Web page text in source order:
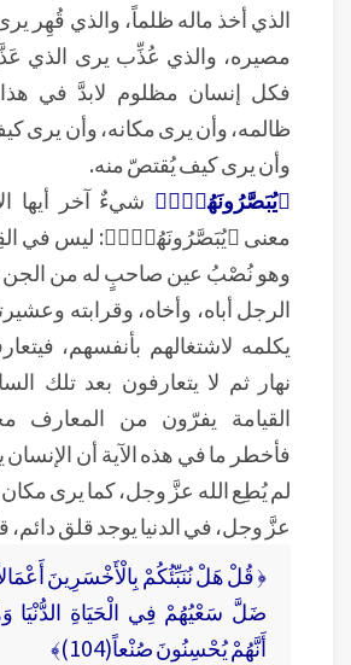
الذي أخذ ماله ظلماً، والذي قُهِر
مصيره، والذي عُذِّب يرى الذي
فكل إنسان مظلوم لابدَّ في
ظالمه، وأن يرى مكانه، وأن يرى
وأن يرى كيف يُقتصّ منه.
﴿يُبَصَّرُونَهُمۡۚ﴾ شيءٌ آخر أيها
معنى ﴿يُبَصَّرُونَهُمۡۚ﴾: ليس في
وهو نُصْبُ عين صاحبٍ له من الجن
الرجل أباه، وأخاه، وقرابته
يكلمه لاشتغالهم بأنفسهم،
نهار ثم لا يتعارفون بعد تلك
القيامة يفرّون من المعارف
فأخطر ما في هذه الآية أن الإنسان
لم يُطِع الله عزَّ وجل، كما يرى
عزَّ وجل، في الدنيا يوجد قلق دائم،
ضَلَّ سَعْيُهُمْ فِي الْحَيَاةِ الدُّنْيَا
أَنَّهُمْ يُحْسِنُونَ صُنْعاً(104)﴾